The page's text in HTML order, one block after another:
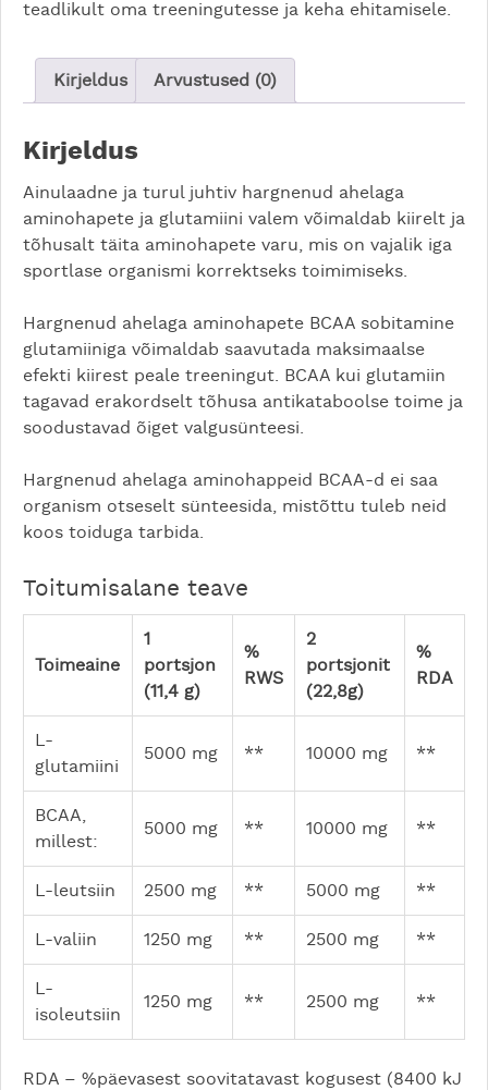
teadlikult oma treeningutesse ja keha ehitamisele.
Kirjeldus Arvustused (0)
Kirjeldus
Ainulaadne ja turul juhtiv hargnenud ahelaga
aminohapete ja glutamiini valem võimaldab kiirelt ja
tõhusalt täita aminohapete varu, mis on vajalik iga
sportlase organismi korrektseks toimimiseks.
Hargnenud ahelaga aminohapete BCAA sobitamine
glutamiiniga võimaldab saavutada maksimaalse
efekti kiirest peale treeningut. BCAA kui glutamiin
tagavad erakordselt tõhusa antikataboolse toime ja
soodustavad õiget valgusünteesi.
Hargnenud ahelaga aminohappeid BCAA-d ei saa
organism otseselt sünteesida, mistõttu tuleb neid
koos toiduga tarbida.
Toitumisalane teave
Toimeaine
1
portsjon
(11,4 g)
%
RWS
2
portsjonit
(22,8g)
%
RDA
L-
glutamiini
5000 mg ** 10000 mg **
BCAA,
millest:
5000 mg ** 10000 mg **
L-leutsiin 2500 mg ** 5000 mg **
L-valiin 1250 mg ** 2500 mg **
L-
isoleutsiin
1250 mg ** 2500 mg **
RDA – %päevasest soovitatavast kogusest (8400 kJ